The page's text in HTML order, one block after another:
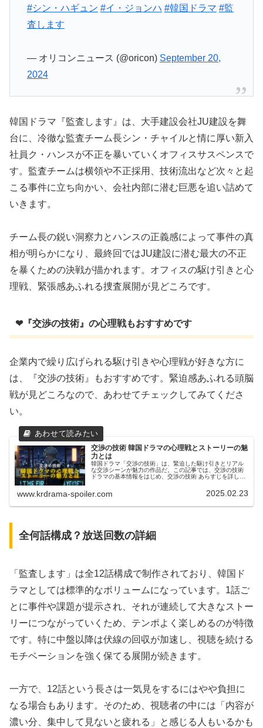
#シン・ハギュン #イ・ジョンハ #韓国ドラマ #監
査します
— オリコンニュース (@oricon) September 20,
2024
韓国ドラマ『監査します』は、大手建設会社JU建設を舞
台に、冷徹な監査チーム長シン・チャイルと情に厚い新入
社員ク・ハンスが不正を暴いていくオフィスサスペンスで
す。監査チームは横領や不正採用、技術流出など次々と起
こる事件に立ち向かい、会社内部に潜む巨悪を追い詰めて
いきます。
チーム長の鋭い洞察力とハンスの正義感によって事件の真
相が明らかになり、最終回ではJU建設に潜む最大の不正
を暴くための決戦が描かれます。オフィスの駆け引きと心
理戦、緊張感あふれる捜査展開が見どころです。
❤『交渉の技術』の心理戦もおすすめです
企業内で繰り広げられる駆け引きや心理戦が好きな方に
は、『交渉の技術』もおすすめです。緊迫感あふれる頭脳
戦が見どころなので、あわせてチェックしてみてくださ
い。
交渉の技術 韓国ドラマの心理戦とストーリーの魅
力とは
韓国ドラマ「交渉の技術」は、緊迫した駆け引きとリアル
な交渉シーンが魅力の作品だ。この記事では、交渉の技術
ドラマの基本情報をはじめ、交渉の技術 あらすじを詳しく
www.krdrama-spoiler.com 2025.02.23
全何話構成？放送回数の詳細
「監査します」は全12話構成で制作されており、韓国ド
ラマとしては標準的なボリュームになっています。1話ご
とに事件や課題が提示され、それが連続して大きなストー
リーにつながっていくため、テンポよく楽しめるのが特徴
です。特に中盤以降は伏線の回収が加速し、視聴を続ける
モチベーションを強く保てる展開が続きます。
一方で、12話という長さは一気見をするにはやや負担に
なる場合もあります。そのため、視聴者の中には「内容が
濃い分、集中して見ないと疲れる」と感じる人もいるかも